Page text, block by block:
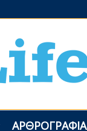
ΑΡΘΡΟΓΡΑΦΊΑ